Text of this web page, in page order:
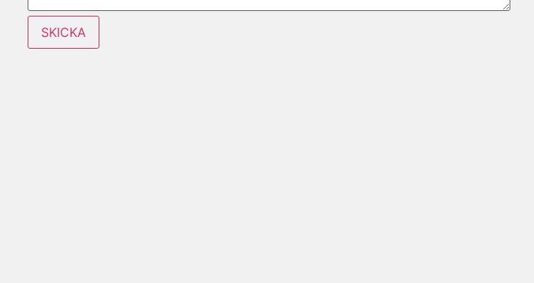
Layout
Land
Meddelande
SKICKA